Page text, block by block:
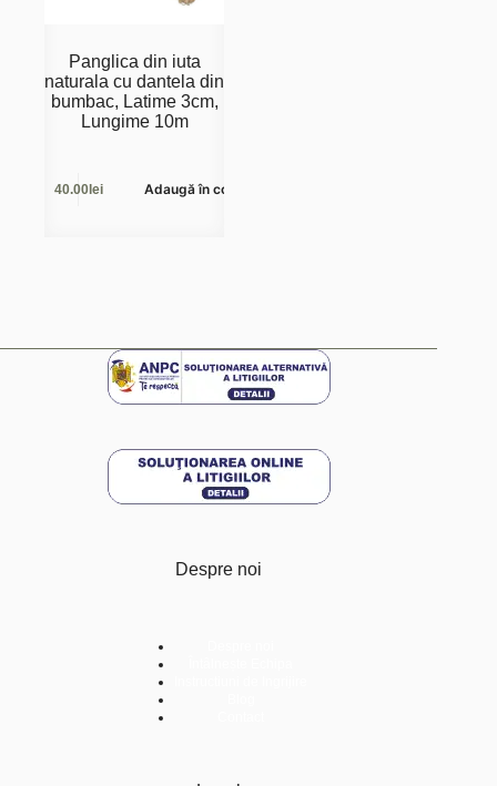
Panglica din iuta
naturala cu dantela din
bumbac, Latime 3cm,
Lungime 10m
40.00lei Adaugă în coș
Despre noi